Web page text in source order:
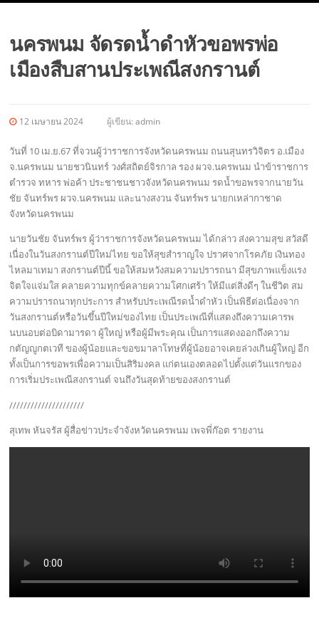
นครพนม จัดรดน้ำดำหัวขอพรพ่อ
เมืองสืบสานประเพณีสงกรานต์
12 เมษายน 2024 ผู้เขียน:admin
วันที่ 10 เม.ย.67 ที่จวนผู้ว่าราชการจังหวัดนครพนม ถนนสุนทรวิจิตร อ.เมือง
จ.นครพนม นายชวนินทร์ วงศ์สถิตย์จิรกาล รอง ผวจ.นครพนม นำข้าราชการ
ตำรวจ ทหาร พ่อค้า ประชาชนชาวจังหวัดนครพนม รดน้ำขอพรจากนายวัน
ชัย จันทร์พร ผวจ.นครพนม และนางสงวน จันทร์พร นายกเหล่ากาชาด
จังหวัดนครพนม
นายวันชัย จันทร์พร ผู้ว่าราชการจังหวัดนครพนม ได้กล่าว ส่งความสุข สวัสดี
เนื่องในวันสงกรานต์ปีใหม่ไทย ขอให้สุขสำราญใจ ปราศจากโรคภัย เงินทอง
ไหลมาเทมา สงกรานต์ปีนี้ ขอให้สมหวังสมความปรารถนา มีสุขภาพแข็งแรง
จิตใจแจ่มใส คลายความทุกข์คลายความโศกเศร้า ให้มีแต่สิ่งดีๆ ในชีวิต สม
ความปรารถนาทุกประการ สำหรับประเพณีรดน้ำดำหัว เป็นพิธีต่อเนื่องจาก
วันสงกรานต์หรือวันขึ้นปีใหม่ของไทย เป็นประเพณีที่แสดงถึงความเคารพ
นบนอบต่อบิดามารดา ผู้ใหญ่ หรือผู้มีพระคุณ เป็นการแสดงออกถึงความ
กตัญญูกตเวที ของผู้น้อยและขอขมาลาโทษที่ผู้น้อยอาจเคยล่วงเกินผู้ใหญ่ อีก
ทั้งเป็นการขอพรเพื่อความเป็นสิริมงคล แก่ตนเองตลอดไปตั้งแต่วันแรกของ
การเริ่มประเพณีสงกรานต์ จนถึงวันสุดท้ายของสงกรานต์
/////////////////////
สุเทพ หันจรัส ผู้สื่อข่าวประจำจังหวัดนครพนม เพจพี่ก๊อต รายงาน